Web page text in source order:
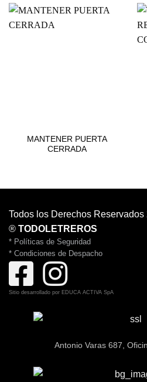
MANTENER PUERTA
CERRADA
Todos los Derechos Reservados
® TODOLETREROS
* Políticas de Seguridad
* Condiciones de Despacho
Sitio desarrollado por EDUCA ACTIVA SpA
Antonio Varas 687,